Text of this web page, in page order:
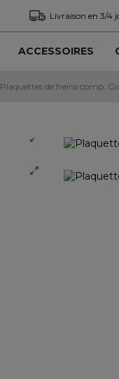
Livraison en 3/4
ACCESSOIRES
Plaquettes de freins comp.